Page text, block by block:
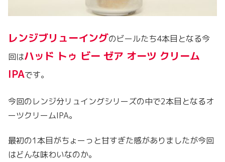
レンジブリューイングのビールたち4本目となる今
回はハッド トゥ ビー ゼア オーツ クリーム
IPAです。
今回のレンジ分リュイングシリーズの中で2本目となるオ
ーツクリームIPA。
最初の1本目がちょーっと甘すぎた感がありましたが今回
はどんな味わいなのか。